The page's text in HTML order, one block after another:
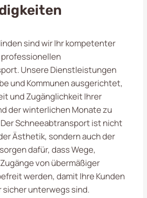
sind wir Ihr kompetenter
Unsere Dienstleistungen
und Kommunen ausgerichtet,
und Zugänglichkeit Ihrer
der winterlichen Monate zu
Schneeabtransport ist nicht
Ästhetik, sondern auch der
dafür, dass Wege,
von übermäßiger
werden, damit Ihre Kunden
unterwegs sind.